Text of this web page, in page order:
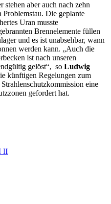
aber auch nach zehn
Die geplante
Uran musste
Brennelemente füllen
und es ist unabsehbar, wann
werden kann. „Auch die
ist nach unseren
gelöst“, so Ludwig
künftigen Regelungen zum
eine
gefordert hat.
II